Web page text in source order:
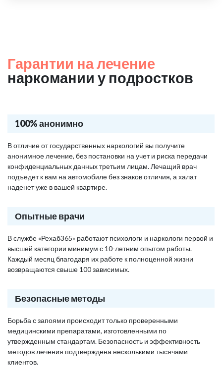
Гарантии на лечение
наркомании у подростков
100% анонимно
В отличие от государственных наркологий вы получите
анонимное лечение, без постановки на учет и риска передачи
конфиденциальных данных третьим лицам. Лечащий врач
подъедет к вам на автомобиле без знаков отличия, а халат
наденет уже в вашей квартире.
Опытные врачи
В службе «Рехаб365» работают психологи и наркологи первой и
высшей категории минимум с 10-летним опытом работы.
Каждый месяц благодаря их работе к полноценной жизни
возвращаются свыше 100 зависимых.
Безопасные методы
Борьба с запоями происходит только проверенными
медицинскими препаратами, изготовленными по
утвержденным стандартам. Безопасность и эффективность
методов лечения подтверждена несколькими тысячами
клиентов.